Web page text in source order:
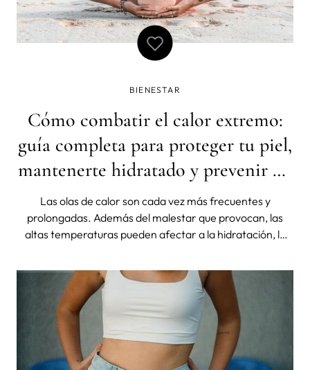
BIENESTAR
Cómo combatir el calor extremo:
guía completa para proteger tu piel,
mantenerte hidratado y prevenir un
golpe de calor
Las olas de calor son cada vez más frecuentes y
prolongadas. Además del malestar que provocan, las
altas temperaturas pueden afectar a la hidratación, la
de sufrir un golpe de calor.